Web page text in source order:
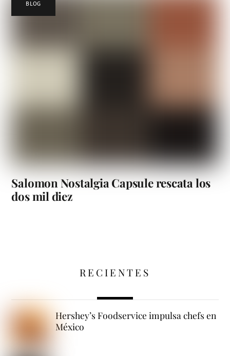
BLOG
Salomon Nostalgia Capsule rescata los
dos mil diez
RECIENTES
Hershey’s Foodservice impulsa chefs en
México